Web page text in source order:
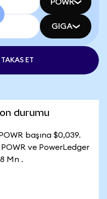
POWR
GIGA
ET
durumu
başına $0,039.
POWR ve PowerLedger
Mn .